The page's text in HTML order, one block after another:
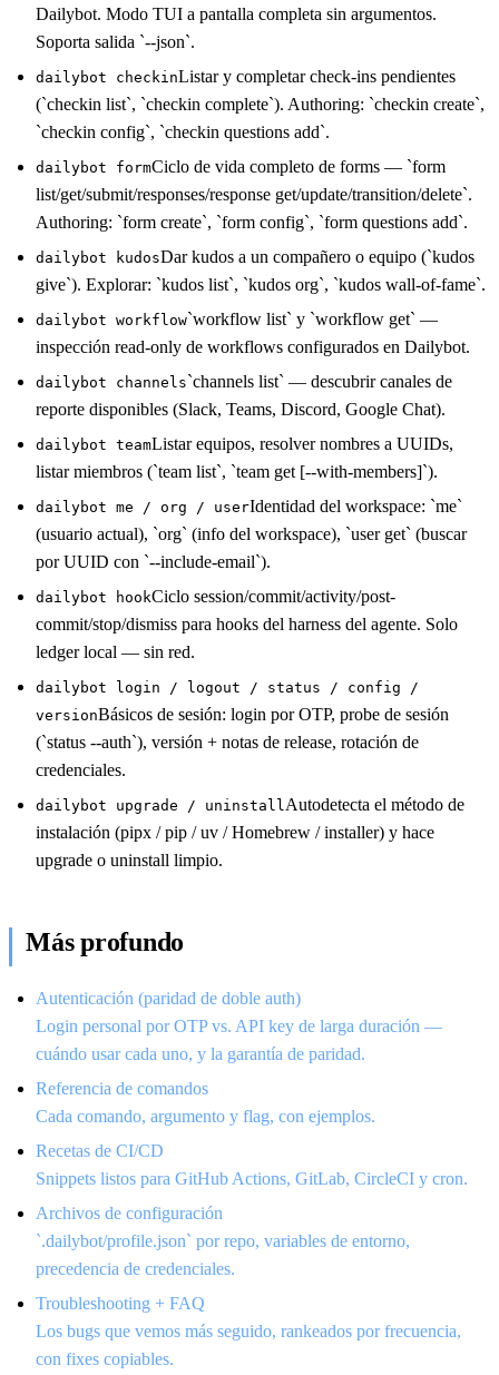
Dailybot. Modo TUI a pantalla completa sin argumentos.
Soporta salida `--json`.
dailybot checkinListar y completar check-ins pendientes
(`checkin list`, `checkin complete`). Authoring: `checkin create`,
`checkin config`, `checkin questions add`.
dailybot formCiclo de vida completo de forms — `form
list/get/submit/responses/response get/update/transition/delete`.
Authoring: `form create`, `form config`, `form questions add`.
dailybot kudosDar kudos a un compañero o equipo (`kudos
give`). Explorar: `kudos list`, `kudos org`, `kudos wall-of-fame`.
dailybot workflow`workflow list` y `workflow get` —
inspección read-only de workflows configurados en Dailybot.
dailybot channels`channels list` — descubrir canales de
reporte disponibles (Slack, Teams, Discord, Google Chat).
dailybot teamListar equipos, resolver nombres a UUIDs,
listar miembros (`team list`, `team get [--with-members]`).
dailybot me / org / userIdentidad del workspace: `me`
(usuario actual), `org` (info del workspace), `user get` (buscar
por UUID con `--include-email`).
dailybot hookCiclo session/commit/activity/post-
commit/stop/dismiss para hooks del harness del agente. Solo
ledger local — sin red.
dailybot login / logout / status / config /
versionBásicos de sesión: login por OTP, probe de sesión
(`status --auth`), versión + notas de release, rotación de
credenciales.
dailybot upgrade / uninstall Autodetecta el método de
instalación (pipx / pip / uv / Homebrew / installer) y hace
upgrade o uninstall limpio.
Más profundo
Autenticación (paridad de doble auth)
Login personal por OTP vs. API key de larga duración —
cuándo usar cada uno, y la garantía de paridad.
Referencia de comandos
Cada comando, argumento y flag, con ejemplos.
Recetas de CI/CD
Snippets listos para GitHub Actions, GitLab, CircleCI y cron.
Archivos de configuración
`.dailybot/profile.json` por repo, variables de entorno,
precedencia de credenciales.
Troubleshooting + FAQ
Los bugs que vemos más seguido, rankeados por frecuencia,
con fixes copiables.